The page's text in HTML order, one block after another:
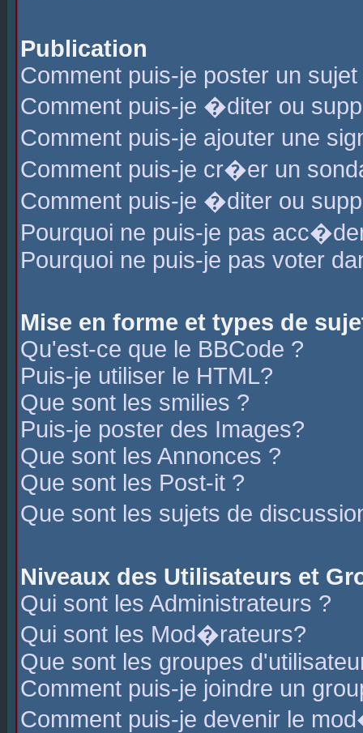
Publication
Comment puis-je poster un
Comment puis-je �diter ou
Comment puis-je ajouter une
Comment puis-je cr�er un
Comment puis-je �diter ou
Pourquoi ne puis-je pas
Pourquoi ne puis-je pas voter
Mise en forme et types de
Qu'est-ce que le BBCode ?
Puis-je utiliser le HTML?
Que sont les smilies ?
Puis-je poster des Images?
Que sont les Annonces ?
Que sont les Post-it ?
Que sont les sujets de
Niveaux des Utilisateurs et
Qui sont les Administrateurs ?
Qui sont les Mod�rateurs?
Que sont les groupes
Comment puis-je joindre un
Comment puis-je devenir le